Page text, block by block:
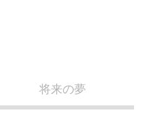
将来の夢